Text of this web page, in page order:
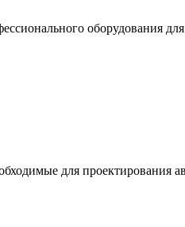
оборудования
для проектирования